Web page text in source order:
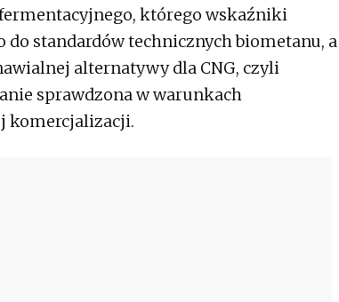
którego wskaźniki
do standardów technicznych biometanu, a
alternatywy dla CNG, czyli
sprawdzona w warunkach
komercjalizacji.